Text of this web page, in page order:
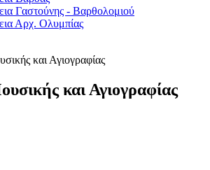
Γαστούνης - Βαρθολομιού
Αρχ. Ολυμπίας
και Αγιογραφίας
και Αγιογραφίας